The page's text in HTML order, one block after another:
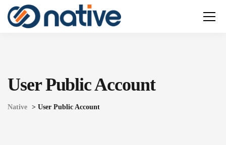
User Public Account
Native > User Public Account